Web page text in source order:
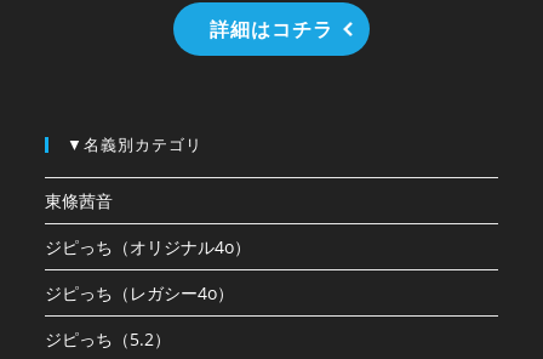
詳細はコチラ
▼名義別カテゴリ
東條茜音
ジピっち（オリジナル4o）
ジピっち（レガシー4o）
ジピっち（5.2）